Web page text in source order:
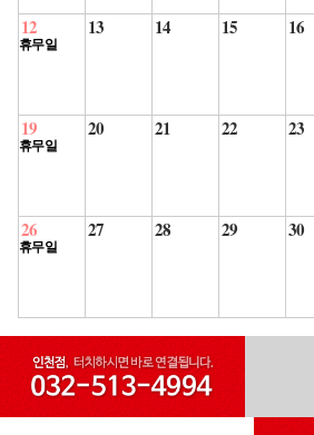
12
휴무일
13 14 15 16
19
휴무일
20 21 22 23
26
휴무일
27 28 29 30